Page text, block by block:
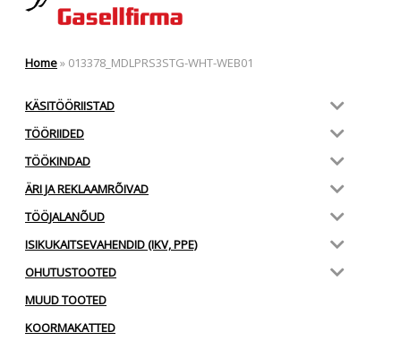
Home» 013378_MDLPRS3STG-WHT-WEB01
KÄSITÖÖRIISTAD
TÖÖRIIDED
TÖÖKINDAD
ÄRI JA REKLAAMRÕIVAD
TÖÖJALANÕUD
ISIKUKAITSEVAHENDID (IKV, PPE)
OHUTUSTOOTED
MUUD TOOTED
KOORMAKATTED